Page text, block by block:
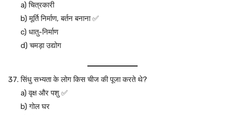
a) चित्रकारी
b) मूर्ति निर्माण, बर्तन बनाना ✅
c) धातु-निर्माण
d) चमड़ा उद्योग
सिंधु सभ्यता के लोग किस चीज की पूजा करते थे?
a) वृक्ष और पशु ✅
b) गोल घर